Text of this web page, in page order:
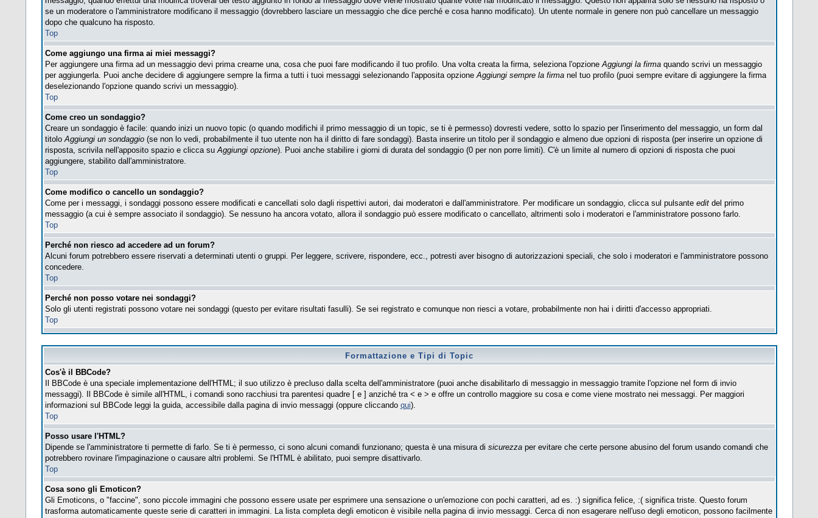
se un moderatore o l'amministratore modificano il messaggio (dovrebbero lasciare un messaggio che dice perché e cosa hanno modificato). Un utente normale in genere non può cancellare un messaggio
dopo che qualcuno ha risposto.
Top
Come aggiungo una firma ai miei messaggi?
Per aggiungere una firma ad un messaggio devi prima crearne una, cosa che puoi fare modificando il tuo profilo. Una volta creata la firma, seleziona l'opzioneAggiungi la firmaquando scrivi un messaggio
per aggiungerla. Puoi anche decidere di aggiungere sempre la firma a tutti i tuoi messaggi selezionando l'apposita opzioneAggiungi sempre la firmanel tuo profilo (puoi sempre evitare di aggiungere la firma
deselezionando l'opzione quando scrivi un messaggio).
Top
Come creo un sondaggio?
Creare un sondaggio è facile: quando inizi un nuovo topic (o quando modifichi il primo messaggio di un topic, se ti è permesso) dovresti vedere, sotto lo spazio per l'inserimento del messaggio, un form dal
titoloAggiungi un sondaggio(se non lo vedi, probabilmente il tuo utente non ha il diritto di fare sondaggi). Basta inserire un titolo per il sondaggio e almeno due opzioni di risposta (per inserire un opzione di
risposta, scrivila nell'apposito spazio e clicca suAggiungi opzione). Puoi anche stabilire i giorni di durata del sondaggio (0 per non porre limiti). C'è un limite al numero di opzioni di risposta che puoi
aggiungere, stabilito dall'amministratore.
Top
Come modifico o cancello un sondaggio?
Come per i messaggi, i sondaggi possono essere modificati e cancellati solo dagli rispettivi autori, dai moderatori e dall'amministratore. Per modificare un sondaggio, clicca sul pulsante editdel primo
messaggio (a cui è sempre associato il sondaggio). Se nessuno ha ancora votato, allora il sondaggio può essere modificato o cancellato, altrimenti solo i moderatori e l'amministratore possono farlo.
Top
Perché non riesco ad accedere ad un forum?
Alcuni forum potrebbero essere riservati a determinati utenti o gruppi. Per leggere, scrivere, rispondere, ecc., potresti aver bisogno di autorizzazioni speciali, che solo i moderatori e l'amministratore possono
concedere.
Top
Perché non posso votare nei sondaggi?
Solo gli utenti registrati possono votare nei sondaggi (questo per evitare risultati fasulli). Se sei registrato e comunque non riesci a votare, probabilmente non hai i diritti d'accesso appropriati.
Top
Formattazione e Tipi di Topic
Cos'è il BBCode?
Il BBCode è una speciale implementazione dell'HTML; il suo utilizzo è precluso dalla scelta dell'amministratore (puoi anche disabilitarlo di messaggio in messaggio tramite l'opzione nel form di invio
messaggi). Il BBCode è simile all'HTML, i comandi sono racchiusi tra parentesi quadre [ e ] anziché tra < e > e offre un controllo maggiore su cosa e come viene mostrato nei messaggi. Per maggiori
informazioni sul BBCode leggi la guida, accessibile dalla pagina di invio messaggi (oppure cliccando qui).
Top
Posso usare l'HTML?
Dipende se l'amministratore ti permette di farlo. Se ti è permesso, ci sono alcuni comandi funzionano; questa è una misura di sicurezzaper evitare che certe persone abusino del forum usando comandi che
potrebbero rovinare l'impaginazione o causare altri problemi. Se l'HTML è abilitato, puoi sempre disattivarlo.
Top
Cosa sono gli Emoticon?
Gli Emoticons, o "faccine", sono piccole immagini che possono essere usate per esprimere una sensazione o un'emozione con pochi caratteri, ad es. :) significa felice, :( significa triste. Questo forum
trasforma automaticamente queste serie di caratteri in immagini. La lista completa degli emoticon è visibile nella pagina di invio messaggi. Cerca di non esagerare nell'uso degli emoticon, possono facilmente